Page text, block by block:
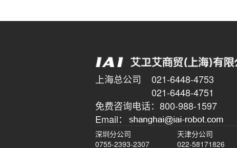
上海总公司 021-6448-4753
021-6448-4751
免费咨询电话：800-988-1597
Email：
深圳分公司
0755-2393-2307
天津分公司
022-58171826